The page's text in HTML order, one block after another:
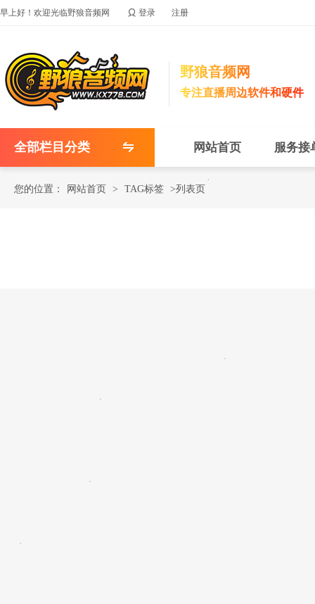
早上好！欢迎光临野狼音频网  登录 注册
野狼音频网
专注直播周边软件和硬件
全部栏目分类 网站首页 服务接
您的位置： 网站首页 > TAG标签 >列表页